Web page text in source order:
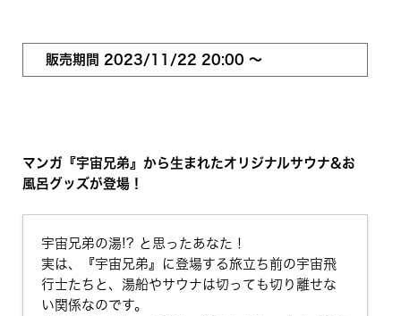
販売期間 2023/11/22 20:00 〜
マンガ『宇宙兄弟』から生まれたオリジナルサウナ&お
風呂グッズが登場！
宇宙兄弟の湯!? と思ったあなた！
実は、『宇宙兄弟』に登場する旅立ち前の宇宙飛
行士たちと、湯船やサウナは切っても切り離せな
い関係なのです。